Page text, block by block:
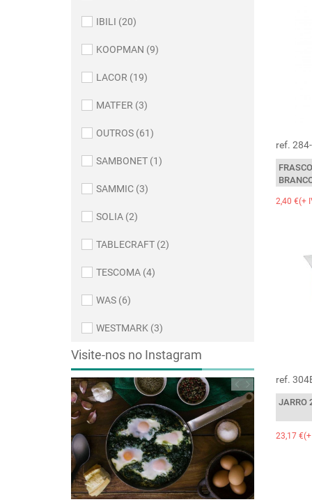
IBILI (20)
KOOPMAN (9)
LACOR (19)
MATFER (3)
OUTROS (61)
SAMBONET (1)
SAMMIC (3)
SOLIA (2)
TABLECRAFT (2)
TESCOMA (4)
WAS (6)
WESTMARK (3)
Visite-nos no Instagram
ref.
2,40 €(+
ref.
JARRO
23,17